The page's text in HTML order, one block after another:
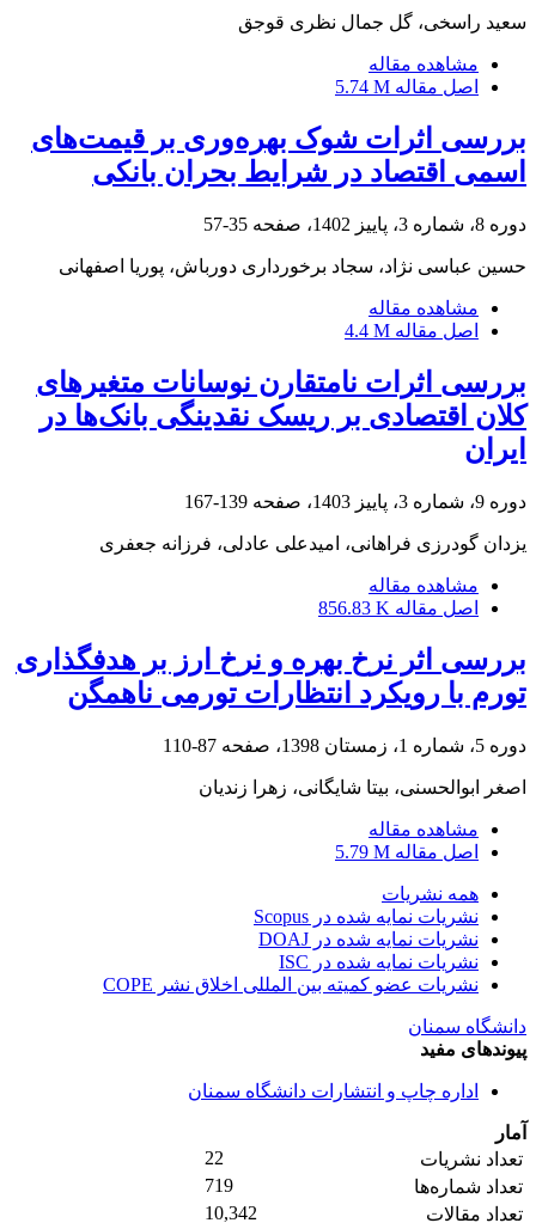
سعید راسخی، گل جمال نظری قوجق
مشاهده مقاله
اصل مقاله 5.74 M
بررسی اثرات شوک بهره‌وری بر قیمت‌های
اسمی اقتصاد در شرایط بحران بانکی
دوره 8، شماره 3، پاییز 1402، صفحه 35-57
حسین عباسی نژاد، سجاد برخورداری دورباش، پوریا اصفهانی
مشاهده مقاله
اصل مقاله 4.4 M
بررسی اثرات نامتقارن نوسانات متغیرهای
کلان اقتصادی بر ریسک نقدینگی بانک‌ها در
ایران
دوره 9، شماره 3، پاییز 1403، صفحه 139-167
یزدان گودرزی فراهانی، امیدعلی عادلی، فرزانه جعفری
مشاهده مقاله
اصل مقاله 856.83 K
بررسی اثر نرخ بهره و نرخ ارز بر هدفگذاری
تورم با رویکرد انتظارات تورمی ناهمگن
دوره 5، شماره 1، زمستان 1398، صفحه 87-110
اصغر ابوالحسنی، بیتا شایگانی، زهرا زندیان
مشاهده مقاله
اصل مقاله 5.79 M
همه نشریات
نشریات نمایه شده در Scopus
نشریات نمایه شده در DOAJ
نشریات نمایه شده در ISC
نشریات عضو کمیته بین المللی اخلاق نشر COPE
دانشگاه سمنان
پیوندهای مفید
اداره چاپ و انتشارات دانشگاه سمنان
آمار
تعداد نشریات
22
تعداد شماره‌ها
719
تعداد مقالات
10,342